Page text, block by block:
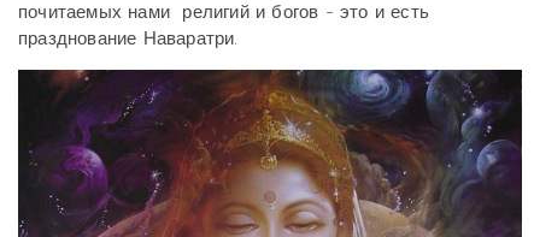
почитаемых нами религий и богов - это и есть
празднование Наваратри.